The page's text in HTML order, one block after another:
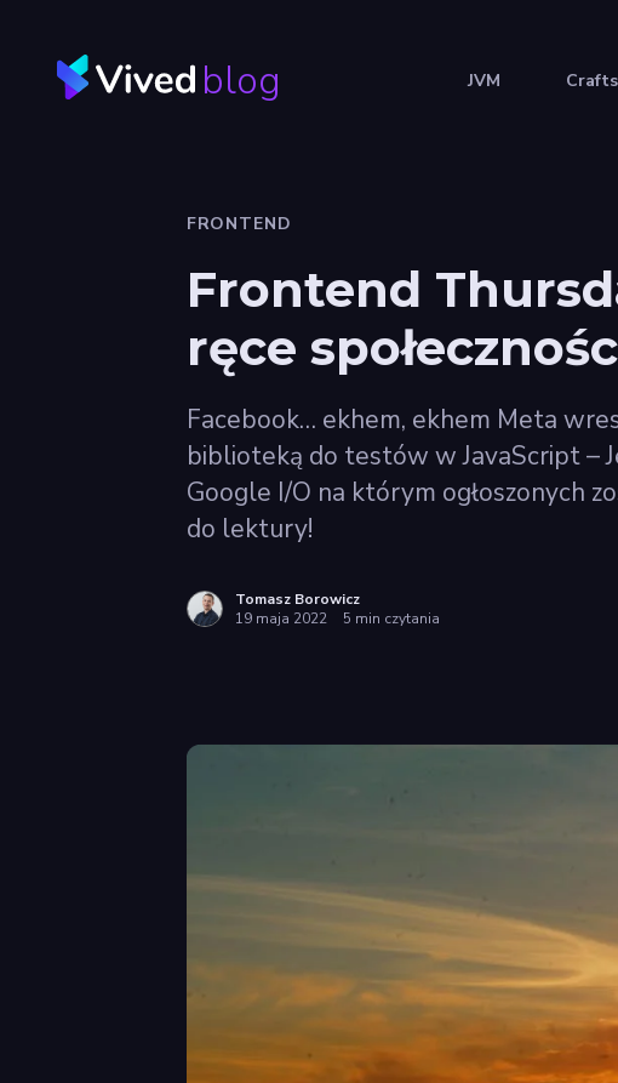
blog JVM
FRONTEND
Frontend
ręce
Facebook… ekhem, ekhem Meta
biblioteką do testów w JavaScript –
Google I/O na którym ogłoszonych
do lektury!
Tomasz Borowicz
19 maja 2022
5 min czytania